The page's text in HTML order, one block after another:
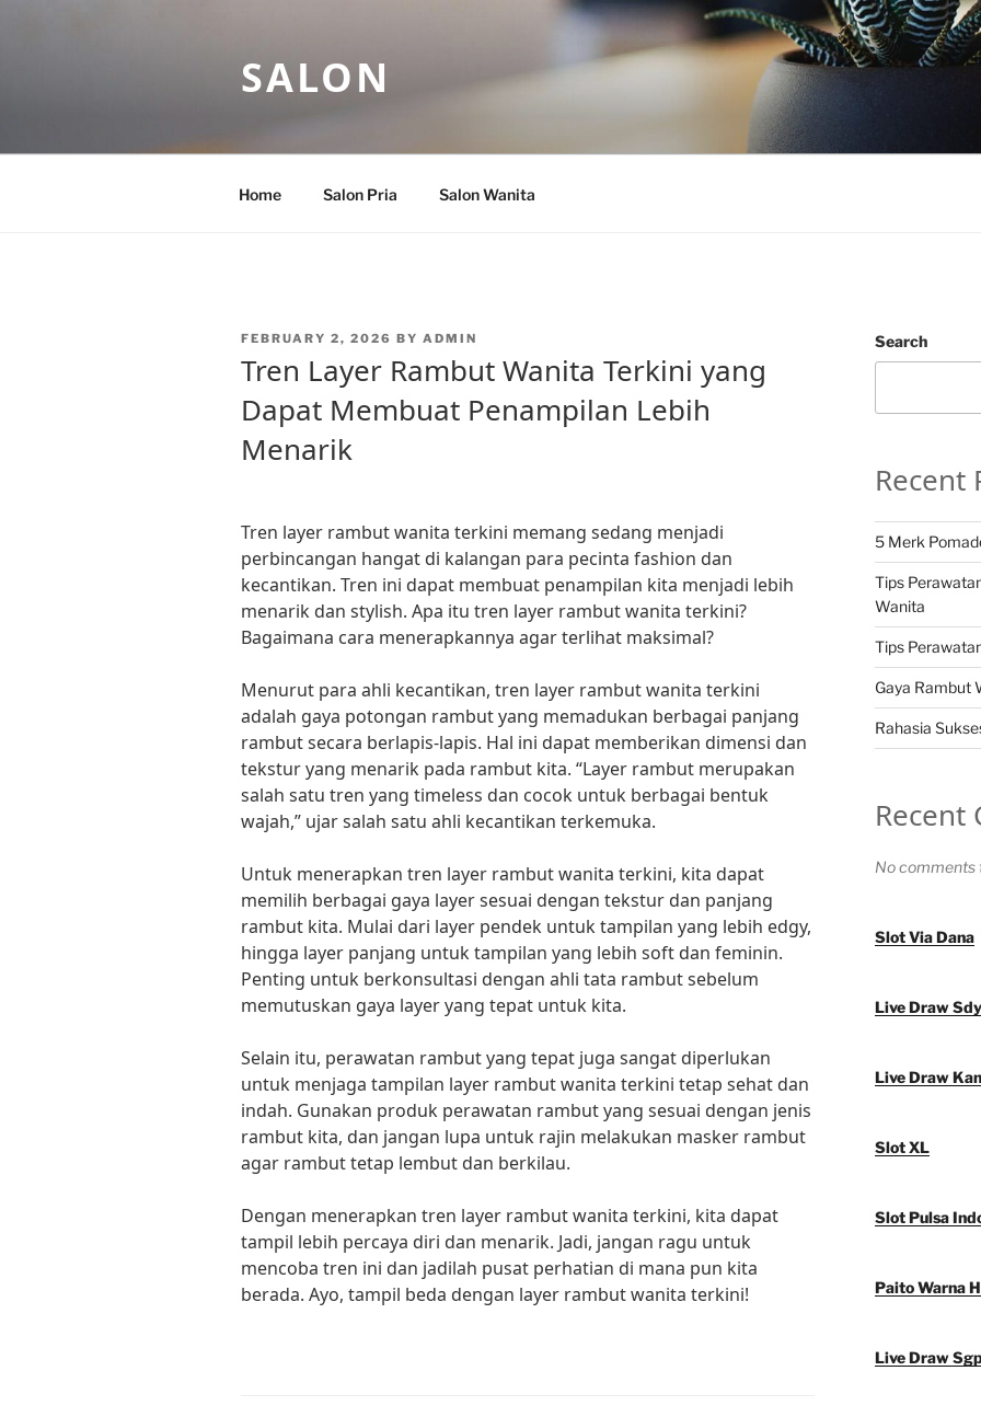
SALON
Home Salon Pria Salon Wanita
POSTED
FEBRUARY 2, 2026 BY ADMIN
Tren Layer Rambut Wanita Terkini yang
Dapat Membuat Penampilan Lebih
Menarik
Tren layer rambut wanita terkini memang sedang menjadi
perbincangan hangat di kalangan para pecinta fashion dan
kecantikan. Tren ini dapat membuat penampilan kita menjadi lebih
menarik dan stylish. Apa itu tren layer rambut wanita terkini?
Bagaimana cara menerapkannya agar terlihat maksimal?
Menurut para ahli kecantikan, tren layer rambut wanita terkini
adalah gaya potongan rambut yang memadukan berbagai panjang
rambut secara berlapis-lapis. Hal ini dapat memberikan dimensi dan
tekstur yang menarik pada rambut kita. “Layer rambut merupakan
salah satu tren yang timeless dan cocok untuk berbagai bentuk
wajah,” ujar salah satu ahli kecantikan terkemuka.
Untuk menerapkan tren layer rambut wanita terkini, kita dapat
memilih berbagai gaya layer sesuai dengan tekstur dan panjang
rambut kita. Mulai dari layer pendek untuk tampilan yang lebih edgy,
hingga layer panjang untuk tampilan yang lebih soft dan feminin.
Penting untuk berkonsultasi dengan ahli tata rambut sebelum
memutuskan gaya layer yang tepat untuk kita.
Selain itu, perawatan rambut yang tepat juga sangat diperlukan
untuk menjaga tampilan layer rambut wanita terkini tetap sehat dan
indah. Gunakan produk perawatan rambut yang sesuai dengan jenis
rambut kita, dan jangan lupa untuk rajin melakukan masker rambut
agar rambut tetap lembut dan berkilau.
Dengan menerapkan tren layer rambut wanita terkini, kita dapat
tampil lebih percaya diri dan menarik. Jadi, jangan ragu untuk
mencoba tren ini dan jadilah pusat perhatian di mana pun kita
berada. Ayo, tampil beda dengan layer rambut wanita terkini!
Search
Recent
5 Merk
Tips
Wanita
Tips
Gaya Rambut
Rahasia
Recent
No comments
Slot Via Dana
Live Draw Sdy
Live Draw
Slot XL
Slot Pulsa
Paito Warna
Live Draw